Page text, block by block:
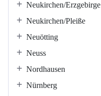
Neukirchen/Erzgebirge
Neukirchen/Pleiße
Neuötting
Neuss
Nordhausen
Nürnberg